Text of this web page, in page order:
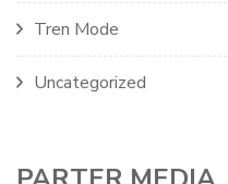
Tren Mode
Uncategorized